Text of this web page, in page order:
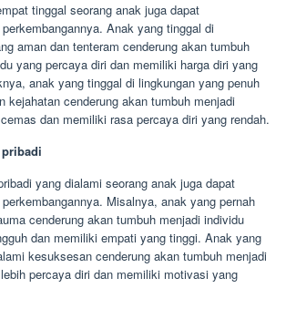
tinggal seorang anak juga dapat
Anak yang tinggal di
aman dan tenteram cenderung akan tumbuh
yang percaya diri dan memiliki harga diri yang
anak yang tinggal di lingkungan yang penuh
kejahatan cenderung akan tumbuh menjadi
dan memiliki rasa percaya diri yang rendah.
yang dialami seorang anak juga dapat
Misalnya, anak yang pernah
cenderung akan tumbuh menjadi individu
dan memiliki empati yang tinggi. Anak yang
kesuksesan cenderung akan tumbuh menjadi
percaya diri dan memiliki motivasi yang